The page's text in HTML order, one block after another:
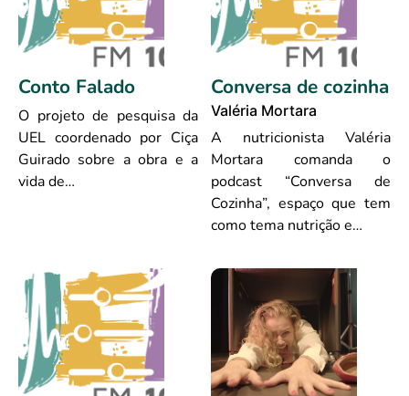
Conto Falado
O projeto de pesquisa da
UEL coordenado por Ciça
Guirado sobre a obra e a
vida de…
Conversa de cozinha
Valéria Mortara
A nutricionista Valéria
Mortara comanda o
podcast “Conversa de
Cozinha”, espaço que tem
como tema nutrição e…